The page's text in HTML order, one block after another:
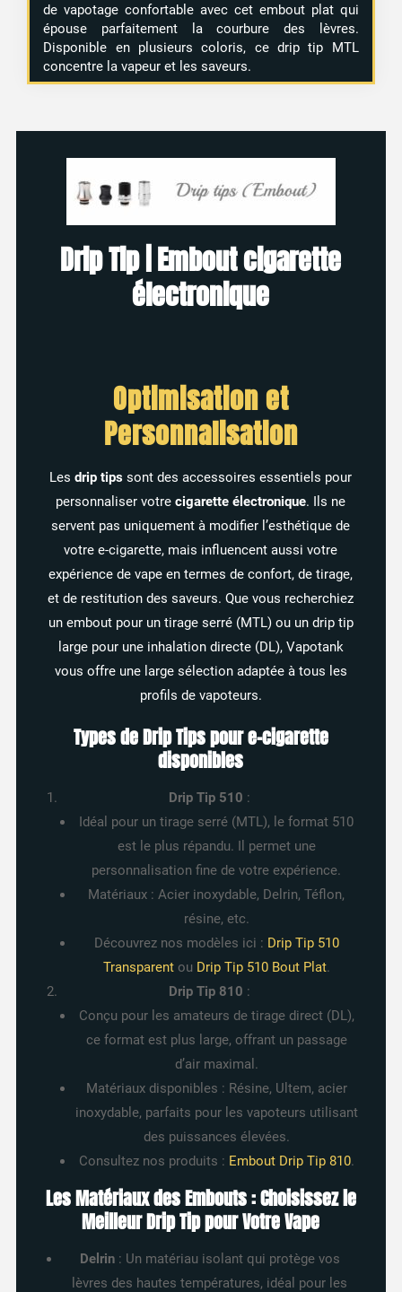
de vapotage confortable avec cet embout plat qui
épouse parfaitement la courbure des lèvres.
Disponible en plusieurs coloris, ce drip tip MTL
concentre la vapeur et les saveurs.
Drip Tip | Embout cigarette
électronique
Optimisation et
Personnalisation
Lesdrip tips sont des accessoires essentiels pour
personnaliser votrecigarette électronique. Ils ne
servent pas uniquement à modifier l’esthétique de
votre e-cigarette, mais influencent aussi votre
expérience de vape en termes de confort, de tirage,
et de restitution des saveurs. Que vous recherchiez
un embout pour un tirage serré (MTL) ou un drip tip
large pour une inhalation directe (DL), Vapotank
vous offre une large sélection adaptée à tous les
profils de vapoteurs.
Types de Drip Tips pour e-cigarette
disponibles
Drip Tip 510 :
Idéal pour un tirage serré (MTL), le format 510
est le plus répandu. Il permet une
personnalisation fine de votre expérience.
Matériaux : Acier inoxydable, Delrin, Téflon,
résine, etc.
Découvrez nos modèles ici : Drip Tip 510
Transparentou Drip Tip 510 Bout Plat.
Drip Tip 810 :
Conçu pour les amateurs de tirage direct (DL),
ce format est plus large, offrant un passage
d’air maximal.
Matériaux disponibles : Résine, Ultem, acier
inoxydable, parfaits pour les vapoteurs utilisant
des puissances élevées.
Consultez nos produits : Embout Drip Tip 810.
Les Matériaux des Embouts : Choisissez le
Meilleur Drip Tip pour Votre Vape
Delrin: Un matériau isolant qui protège vos
lèvres des hautes températures, idéal pour les